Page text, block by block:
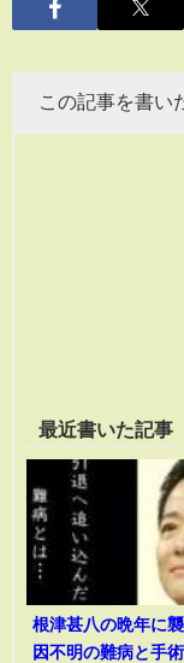
この記事を書い
最近書いた記事
根津甚八の晩年に
因不明の難病と手